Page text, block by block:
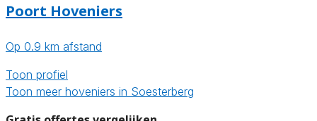
Poort Hoveniers
Op 0.9 km afstand
Toon profiel
Toon meer hoveniers in Soesterberg